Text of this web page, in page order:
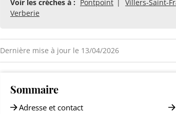
Voir les crèches à : Pontpoint
Villers-Saint-
Verberie
Dernière mise à jour le 13/04/2026
Sommaire
Adresse et contact